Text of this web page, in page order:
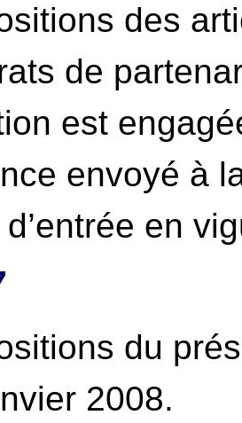
des
de
est
envoyé à
en
du
2008.